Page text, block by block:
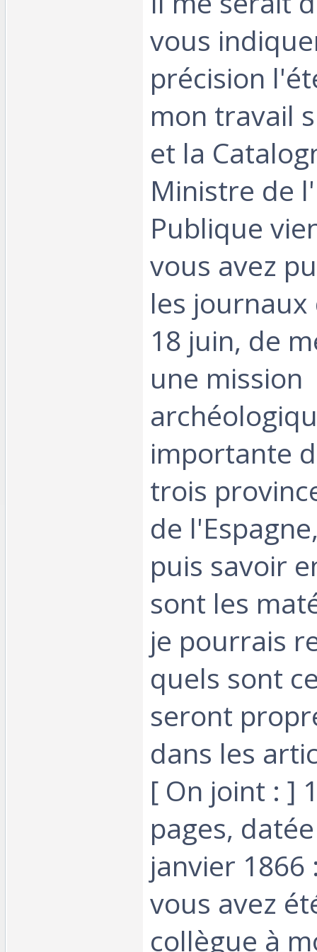
vous
précision
mon travail
et la
Ministre de
Publique
vous avez
les
18 juin, de
une mission
importante
trois
de
puis savoir
sont les
je pourrais
quels sont
seront
dans les
[ On joint : ]
pages,
janvier
vous avez
collègue à